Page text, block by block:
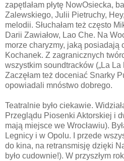
zapętlałam płytę NowOsiecka,
Zalewskiego, Julii Pietruchy,
melodii. Słuchałam też często
Darii Zawiałow, Lao Che. Na
morze charyzmy, jaką posiadają
Kochanek. Z zagranicznych
wszystkim soundtracków („La La
Zaczęłam też doceniać Snarky
opowiadali mnóstwo dobrego.
Teatralnie było ciekawie.
Przeglądu Piosenki Aktorskiej i
mają miejsce we Wrocławiu).
Legnicy i w Opolu. I przede
do kina, na retransmisję dzięki
było cudownie!). W przyszłym